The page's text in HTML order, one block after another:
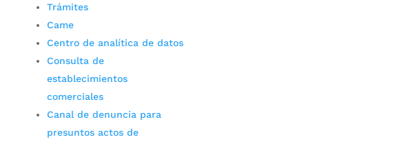
Trámites
Came
Centro de analítica de datos
Consulta de
establecimientos
comerciales
Canal de denuncia para
presuntos actos de